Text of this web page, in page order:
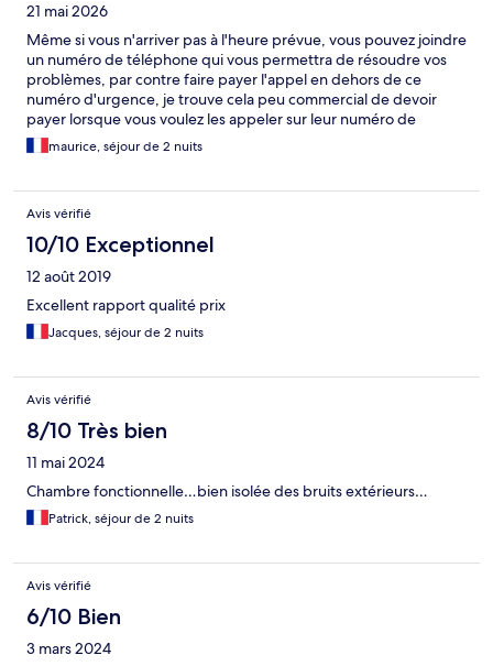
21 mai 2026
Même si vous n'arriver pas à l'heure prévue, vous pouvez joindre
un numéro de téléphone qui vous permettra de résoudre vos
problèmes, par contre faire payer l'appel en dehors de ce
numéro d'urgence, je trouve cela peu commercial de devoir
payer lorsque vous voulez les appeler sur leur numéro de
téléphone indiqué sur leur site !
maurice, séjour de 2 nuits
Avis vérifié
10/10 Exceptionnel
12 août 2019
Excellent rapport qualité prix
Jacques, séjour de 2 nuits
Avis vérifié
8/10 Très bien
11 mai 2024
Chambre fonctionnelle…bien isolée des bruits extérieurs…
Patrick, séjour de 2 nuits
Avis vérifié
6/10 Bien
3 mars 2024